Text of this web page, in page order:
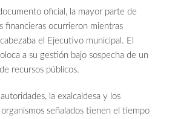
oficial, la mayor parte de
financieras ocurrieron mientras
el Ejecutivo municipal. El
a su gestión bajo sospecha de un
recursos públicos.
la exalcaldesa y los
señalados tienen el tiempo